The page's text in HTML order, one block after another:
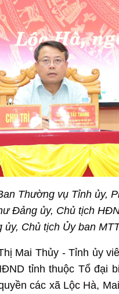
Thường vụ Tỉnh ủy,
Đảng ủy, Chủ tịch
Chủ tịch Ủy ban
Mai Thủy - Tỉnh ủy
tỉnh thuộc Tổ đại
các xã Lộc Hà,